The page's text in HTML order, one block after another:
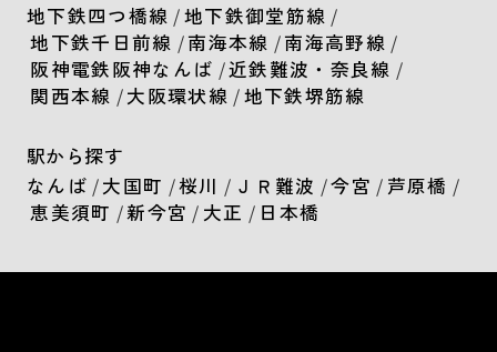
地下鉄四つ橋線 /地下鉄御堂筋線 /
地下鉄千日前線 /南海本線 /南海高野線 /
阪神電鉄阪神なんば /近鉄難波・奈良線 /
関西本線 /大阪環状線 /地下鉄堺筋線
駅から探す
なんば /大国町 /桜川 / ＪＲ難波 /今宮 / 芦原橋 /
恵美須町 /新今宮 / 大正 / 日本橋